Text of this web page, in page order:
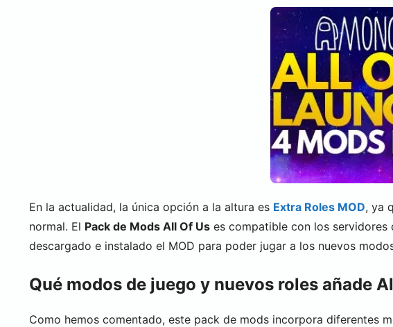
En la actualidad, la única opción a la altura es Extra Roles MOD, ya
normal. El Pack de Mods All Of Us es compatible con los servidores
descargado e instalado el MOD para poder jugar a los nuevos
Qué modos de juego y nuevos roles añade
Como hemos comentado, este pack de mods incorpora diferentes